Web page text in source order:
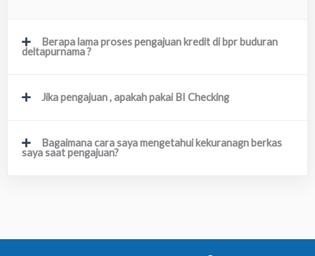
Berapa lama proses pengajuan kredit di bpr buduran
deltapurnama ?
Jika pengajuan , apakah pakai BI Checking
Bagaimana cara saya mengetahui kekuranagn berkas
saya saat pengajuan?